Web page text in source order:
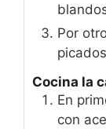
Por
Cocina la
En
con